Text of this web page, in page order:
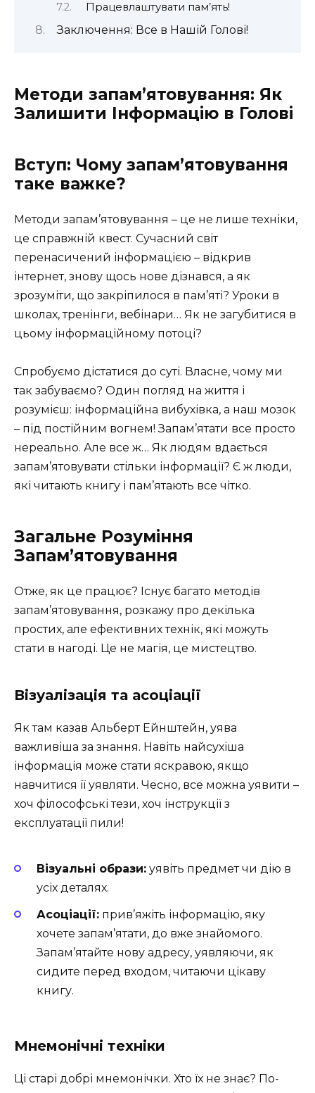
Працевлаштувати пам’ять!
Заключення: Все в Нашій Голові!
Методи запам’ятовування: Як
Залишити Інформацію в Голові
Вступ: Чому запам’ятовування
таке важке?
Методи запам’ятовування – це не лише техніки,
це справжній квест. Сучасний світ
перенасичений інформацією – відкрив
інтернет, знову щось нове дізнався, а як
зрозуміти, що закріпилося в пам’яті? Уроки в
школах, тренінги, вебінари… Як не загубитися в
цьому інформаційному потоці?
Спробуємо дістатися до суті. Власне, чому ми
так забуваємо? Один погляд на життя і
розумієш: інформаційна вибухівка, а наш мозок
– під постійним вогнем! Запам’ятати все просто
нереально. Але все ж… Як людям вдається
запам’ятовувати стільки інформації? Є ж люди,
які читають книгу і пам’ятають все чітко.
Загальне Розуміння
Запам’ятовування
Отже, як це працює? Існує багато методів
запам’ятовування, розкажу про декілька
простих, але ефективних технік, які можуть
стати в нагоді. Це не магія, це мистецтво.
Візуалізація та асоціації
Як там казав Альберт Ейнштейн, уява
важливіша за знання. Навіть найсухіша
інформація може стати яскравою, якщо
навчитися її уявляти. Чесно, все можна уявити –
хоч філософські тези, хоч інструкції з
експлуатації пили!
Візуальні образи: уявіть предмет чи дію в
усіх деталях.
Асоціації: прив’яжіть інформацію, яку
хочете запам’ятати, до вже знайомого.
Запам’ятайте нову адресу, уявляючи, як
сидите перед входом, читаючи цікаву
книгу.
Мнемонічні техніки
Ці старі добрі мнемонічки. Хто їх не знає? По-